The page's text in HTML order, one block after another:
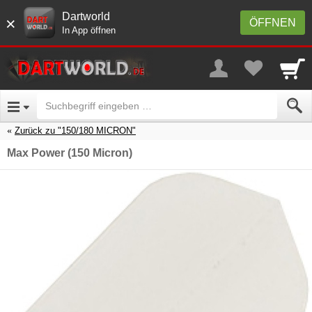
× ÖFFNEN
Dartworld
In App öffnen
Zurück zu "150/180 MICRON"
Max Power (150 Micron)